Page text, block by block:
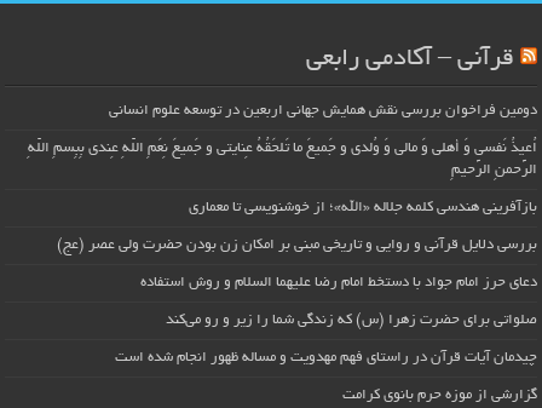
قرآنی – آکادمی رابعی
دومین فراخوان بررسی نقش همایش جهانی اربعین در توسعه علوم انسانی
اُعیذُ نَفسی وَ أهلی وَ مالی وَ وُلدی و جَمیعَ ما تَلحَقُهُ عِنایتی و جَمیعَ نِعَمِ اللّهِ عِندی بِبِسمِ اللّهِ
الرَّحمنِ الرَّحیمِ
بازآفرینی هندسی کلمه جلاله «الله»؛ از خوشنویسی تا معماری
بررسی دلایل قرآنی و روایی و تاریخی مبنی بر امکان زن بودن حضرت ولی عصر (عج)
دعای حرز امام جواد با دستخط امام رضا علیهما السلام و روش استفاده
صلواتی برای حضرت زهرا (س) که زندگی شما را زیر و رو می‌کند
چیدمان آیات قرآن در راستای فهم مهدویت و مساله ظهور انجام شده است
گزارشی از موزه حرم بانوی کرامت